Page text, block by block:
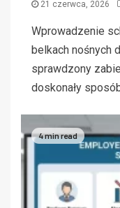
21 czerwca, 2026
Wprowadzenie
belkach nośnych
sprawdzony
doskonały
4 min read